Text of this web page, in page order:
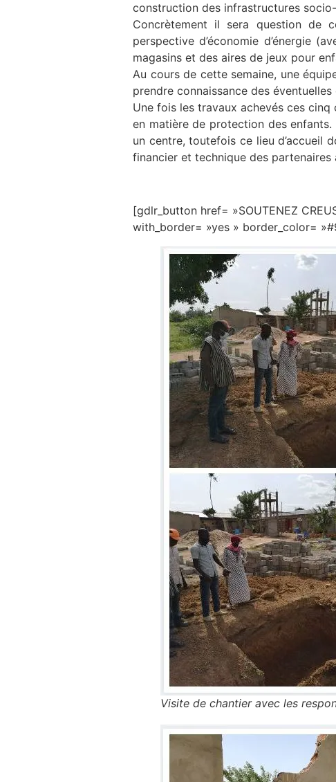
construction des infrastructures
Concrètement il sera question de
perspective d’économie d’énergie
magasins et des aires de jeux pour
Au cours de cette semaine, une
prendre connaissance des
Une fois les travaux achevés ces
en matière de protection des
un centre, toutefois ce lieu d’accueil
financier et technique des partenaires
[gdlr_button href= »SOUTENEZ
with_border= »yes » border_color=
Visite de chantier avec les